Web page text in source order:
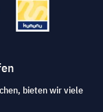
bieten wir viele